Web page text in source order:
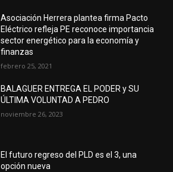
Asociación Herrera plantea firma Pacto
Eléctrico refleja PE reconoce importancia
sector energético para la economía y
finanzas
febrero 25, 2021
BALAGUER ENTREGA EL PODER y SU
ÚLTIMA VOLUNTAD A PEDRO
noviembre 26, 2023
El futuro regreso del PLD es el 3, una
opción nueva